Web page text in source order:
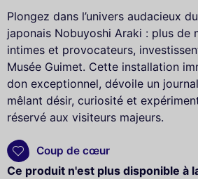
Plongez dans l’univers audacieux
japonais Nobuyoshi Araki : plus de
intimes et provocateurs,
Musée Guimet. Cette installation
don exceptionnel, dévoile un
mêlant désir, curiosité et
réservé aux visiteurs majeurs.
Coup de cœur
Ce produit n'est plus disponible à